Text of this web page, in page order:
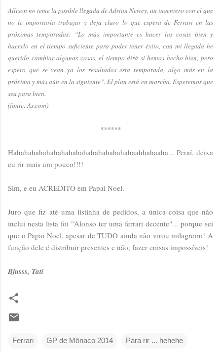
Allison no teme la posible llegada de Adrian Newey, un ingeniero con el que
no le importaría trabajar y deja claro lo que espera de Ferrari en las
próximas temporadas: “Lo más importante es hacer las cosas bien y
hacerlo en el tiempo suficiente para poder tener éxito, con mi llegada he
querido cambiar algunas cosas, el tiempo dirá si hemos hecho bien, pero
espero que se vean ya los resultados esta temporada, algo más en la
próxima y más aún en la siguiente”. El plan está en marcha. Esperemos que
sea para bien.
(fonte: As.com)
******
Hahahahahahahahahahahahahahahahahaahhahaaha... Peraí, deixa
eu rir mais um pouco!!!!
Sim, e eu ACREDITO em Papai Noel.
Juro que fiz até uma listinha de pedidos, a única coisa que não
inclui nesta lista foi "Alonso ter uma ferrari decente"... porque sei
que o Papai Noel, apesar de TUDO ainda não virou milagreiro! A
função dele é distribuir presentes e não, fazer coisas impossíveis!
Bjusss, Tati
Ferrari GP de Mônaco 2014 Para rir ... hehehe